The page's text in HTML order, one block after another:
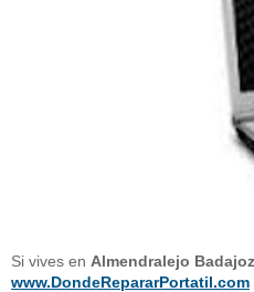
Si vives en Almendralejo Badajoz
www.DondeRepararPortatil.com